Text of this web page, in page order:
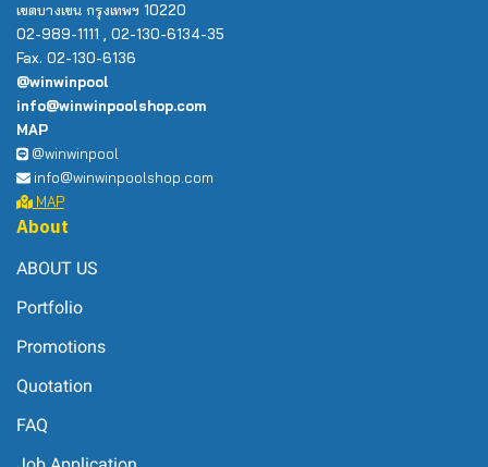
เขตบางเขน กรุงเทพฯ 10220
02-989-1111 , 02-130-6134-35
Fax. 02-130-6136
@winwinpool
info@winwinpoolshop.com
MAP
@winwinpool
info@winwinpoolshop.com
MAP
About
ABOUT US
Portfolio
Promotions
Quotation
FAQ